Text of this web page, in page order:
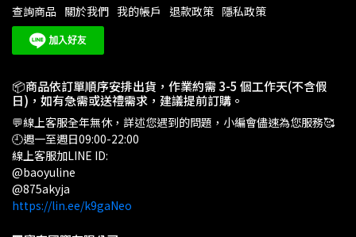
查詢商品 關於我們 我的帳戶 退款政策 隱私政策
📦商品依訂單順序安排出貨，作業約需 3-5 個工作天(不含假
日)，如有急需或送禮需求，建議提前訂購。
💬線上客服全年無休，詳述您遇到的問題，小編會儘速為您服務🥰
🕘週一至週日09:00-22:00
線上客服加LINE ID:
@baoyuline
@875akyja
https://lin.ee/k9gaNeo